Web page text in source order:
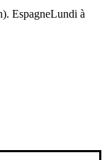
EspagneLundi à